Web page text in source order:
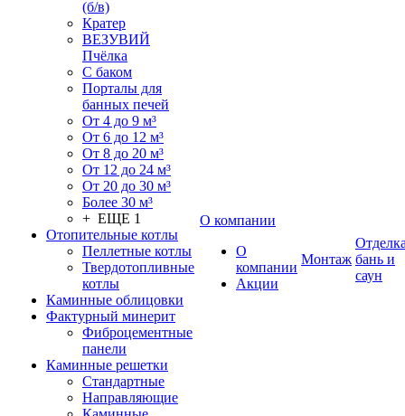
(б/в)
Кратер
ВЕЗУВИЙ
Пчёлка
С баком
Порталы для
банных печей
От 4 до 9 м³
От 6 до 12 м³
От 8 до 20 м³
От 12 до 24 м³
От 20 до 30 м³
Более 30 м³
+ ЕЩЕ 1
Отопительные котлы
Пеллетные котлы
Твердотопливные
котлы
Каминные облицовки
Фактурный минерит
Фиброцементные
панели
Каминные решетки
Стандартные
Направляющие
О компании
О
компании
Акции
Монтаж бань и
саун